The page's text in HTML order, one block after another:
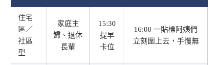
住宅
區／
社區
型
家庭主
婦、退休
長輩
15:30
提早
卡位
16:00 一貼標阿姨們
立刻圍上去，手慢無